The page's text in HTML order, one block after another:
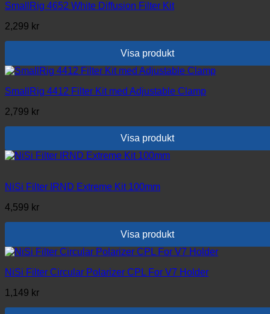
SmallRig 4652 White Diffusion Filter Kit
2,299 kr
Visa produkt
SmallRig 4412 Filter Kit med Adjustable Clamp
2,799 kr
Visa produkt
NiSi Filter IRND Extreme Kit 100mm
4,599 kr
Visa produkt
NiSi Filter Circular Polarizer CPL For V7 Holder
1,149 kr